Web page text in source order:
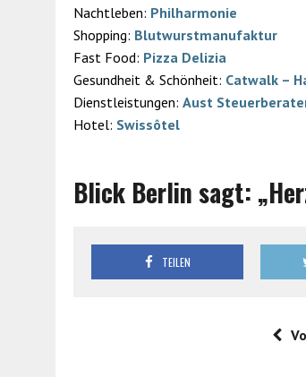
Nachtleben: Philharmonie
Shopping: Blutwurstmanufaktur
Fast Food: Pizza Delizia
Gesundheit & Schönheit: Catwalk –
Dienstleistungen: Aust
Hotel: Swissôtel
Blick Berlin sagt:
TEILEN